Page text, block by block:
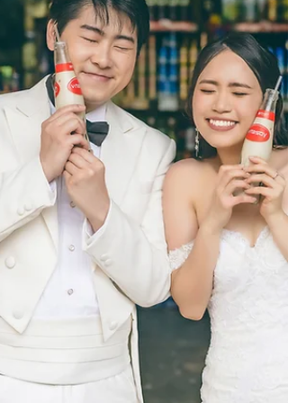
國品牌嘅婚紗都唔需要加錢🤩🇫🇷🇪�...